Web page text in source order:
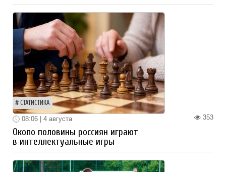
СТАТИСТИКА
353
08:06 | 4 августа
Около половины россиян играют
в интеллектуальные игры